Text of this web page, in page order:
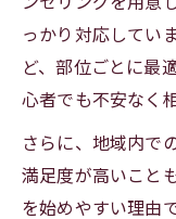
っかり対応してい
ど、部位ごとに最
心者でも不安なく
さらに、地域内で
満足度が高いこと
を始めやすい理由